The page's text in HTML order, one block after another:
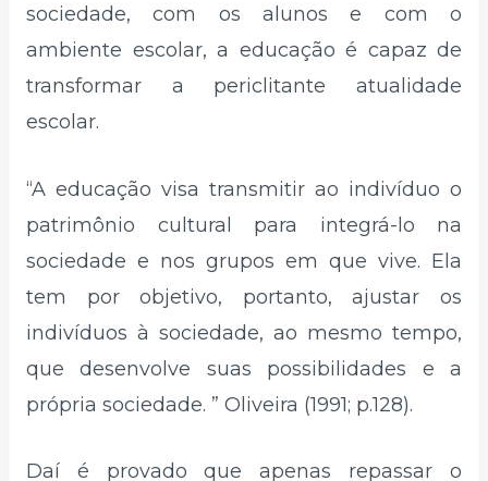
sociedade, com os alunos e com o
ambiente escolar, a educação é capaz de
transformar a periclitante atualidade
escolar.
“A educação visa transmitir ao indivíduo o
patrimônio cultural para integrá-lo na
sociedade e nos grupos em que vive. Ela
tem por objetivo, portanto, ajustar os
indivíduos à sociedade, ao mesmo tempo,
que desenvolve suas possibilidades e a
própria sociedade. ” Oliveira (1991; p.128).
Daí é provado que apenas repassar o